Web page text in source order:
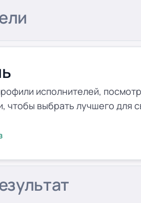
исполнителей,
чтобы выбрать лучшего для